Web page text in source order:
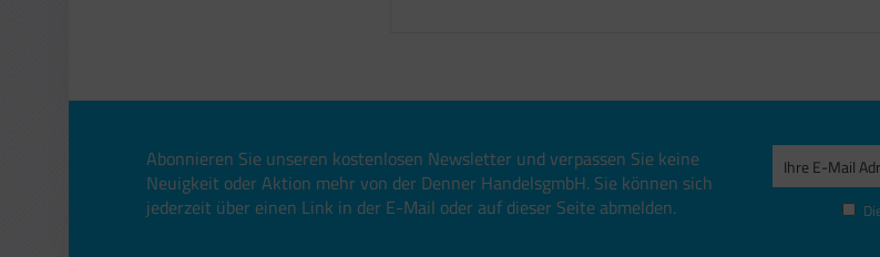
Abonnieren Sie unseren kostenlosen Newsletter und verpassen Sie keine
Neuigkeit oder Aktion mehr von der Denner HandelsgmbH. Sie können sich
jederzeit über einen Link in der E-Mail oder auf dieser Seite abmelden.